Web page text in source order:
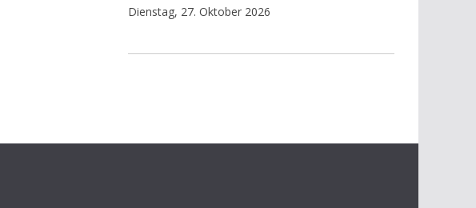
Dienstag, 27. Oktober 2026